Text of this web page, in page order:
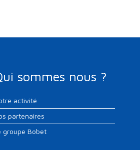
sommes nous ?
activité
partenaires
groupe Bobet